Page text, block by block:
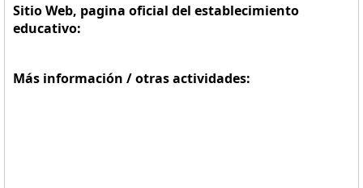
Sitio Web, pagina oficial del establecimiento
educativo:
Más información / otras actividades: